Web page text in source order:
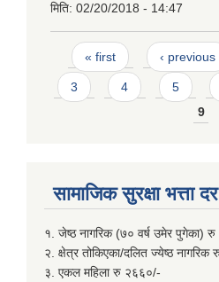
मिति: 02/20/2018 - 14:47
Pages
« first ‹ previous
3 4 5
9
सामाजिक सुरक्षा भत्ता
१. जेष्ठ नागरिक (७० वर्ष उमेर पुगेका)
२. क्षेत्र तोकिएका/दलित ज्येष्ठ
३. एकल महिला रु २६६०/-